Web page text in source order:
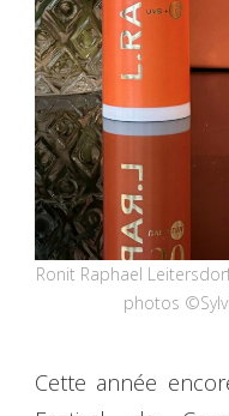
Ronit Raphael
photos
Cette année